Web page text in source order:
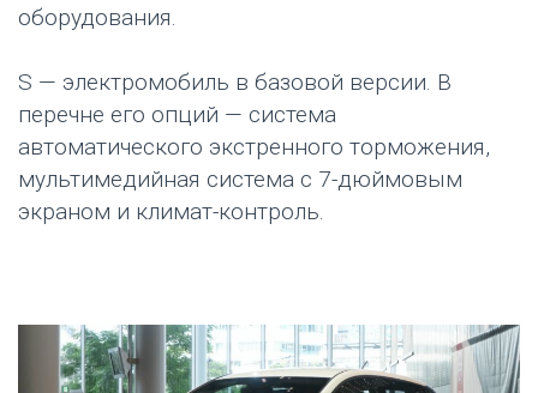
оборудования.
S — электромобиль в базовой версии. В
перечне его опций — система
автоматического экстренного торможения,
мультимедийная система с 7-дюймовым
экраном и климат-контpоль.